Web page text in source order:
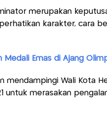
merupakan
karakter, cara
Medali Emas di Ajang
mendampingi Wali Kota
untuk merasakan